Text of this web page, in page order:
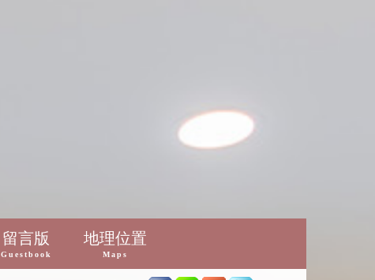
留言版
Guestbook
地理位置
Maps